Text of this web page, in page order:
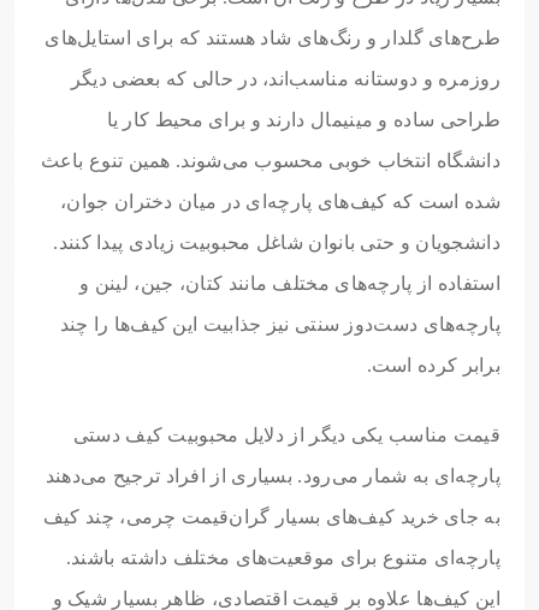
طرح‌های گلدار و رنگ‌های شاد هستند که برای استایل‌های
روزمره و دوستانه مناسب‌اند، در حالی که بعضی دیگر
طراحی ساده و مینیمال دارند و برای محیط کار یا
دانشگاه انتخاب خوبی محسوب می‌شوند. همین تنوع باعث
شده است که کیف‌های پارچه‌ای در میان دختران جوان،
دانشجویان و حتی بانوان شاغل محبوبیت زیادی پیدا کنند.
استفاده از پارچه‌های مختلف مانند کتان، جین، لینن و
پارچه‌های دست‌دوز سنتی نیز جذابیت این کیف‌ها را چند
برابر کرده است.
قیمت مناسب یکی دیگر از دلایل محبوبیت کیف دستی
پارچه‌ای به شمار می‌رود. بسیاری از افراد ترجیح می‌دهند
به جای خرید کیف‌های بسیار گران‌قیمت چرمی، چند کیف
پارچه‌ای متنوع برای موقعیت‌های مختلف داشته باشند.
این کیف‌ها علاوه بر قیمت اقتصادی، ظاهر بسیار شیک و